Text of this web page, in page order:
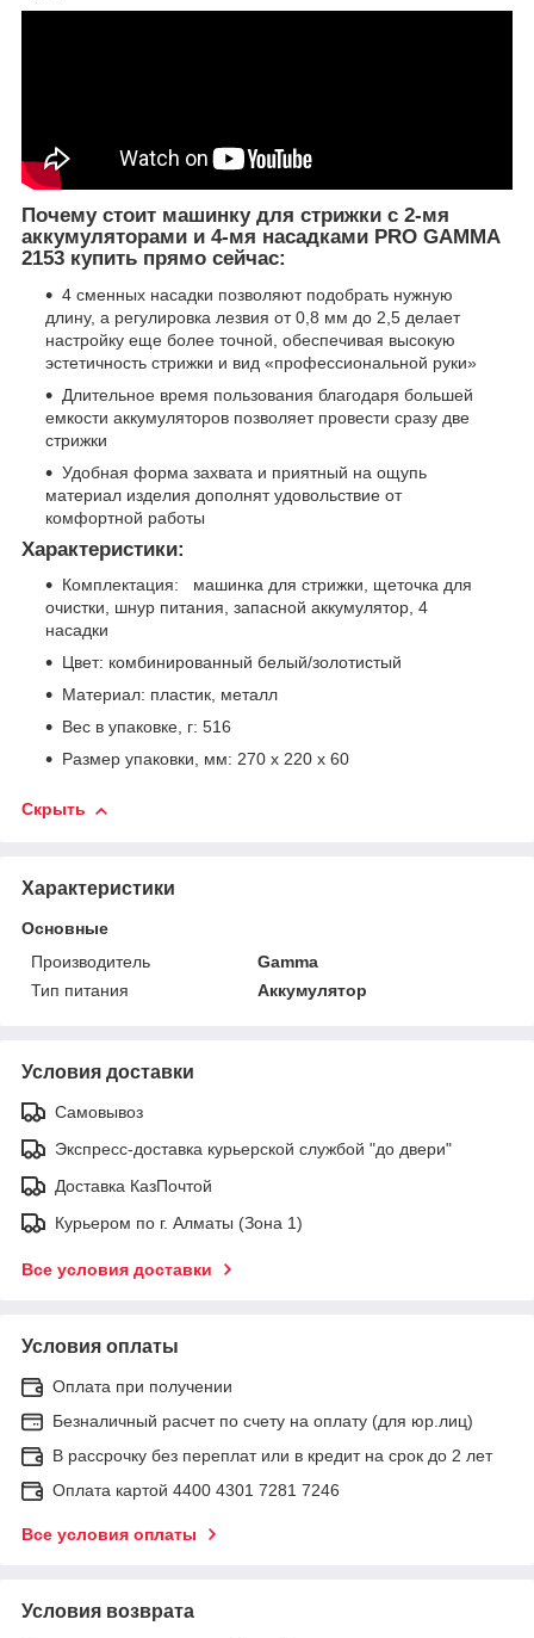
Почему стоит машинку для стрижки с 2-мя
аккумуляторами и 4-мя насадками PRO GAMMA
2153 купить прямо сейчас:
4 сменных насадки позволяют подобрать нужную
длину, а регулировка лезвия от 0,8 мм до 2,5 делает
настройку еще более точной, обеспечивая высокую
эстетичность стрижки и вид «профессиональной руки»
Длительное время пользования благодаря большей
емкости аккумуляторов позволяет провести сразу две
стрижки
Удобная форма захвата и приятный на ощупь
материал изделия дополнят удовольствие от
комфортной работы
Характеристики:
Комплектация: машинка для стрижки, щеточка для
очистки, шнур питания, запасной аккумулятор, 4
насадки
Цвет: комбинированный белый/золотистый
Материал: пластик, металл
Вес в упаковке, г: 516
Размер упаковки, мм: 270 х 220 х 60
Скрыть
Характеристики
Основные
Производитель
Gamma
Тип питания
Аккумулятор
Условия доставки
Самовывоз
Экспресс-доставка курьерской службой "до двери"
Доставка КазПочтой
Курьером по г. Алматы (Зона 1)
Все условия доставки
Условия оплаты
Оплата при получении
Безналичный расчет по счету на оплату (для юр.лиц)
В рассрочку без переплат или в кредит на срок до 2 лет
Оплата картой 4400 4301 7281 7246
Все условия оплаты
Условия возврата